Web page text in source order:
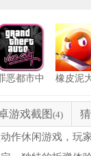
恶都市中
橡皮泥
游戏截图 (4)
动作休闲游戏，